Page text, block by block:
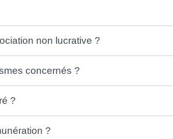
non lucrative ?
concernés ?
?
?